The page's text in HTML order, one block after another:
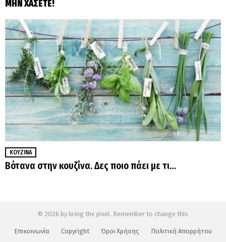
ΜΗΝ ΧΑΣΕΤΕ!
ΚΟΥΖΊΝΑ
Βότανα στην κουζίνα. Δες ποιο πάει με τι…
© 2026 by bring the pixel. Remember to change this
Επικοινωνία Copyright Όροι Χρήσης Πολιτική Απορρήτου